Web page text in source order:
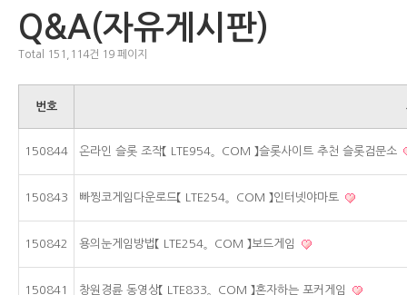
Q&A(자유게시판)
Total 151,114건 19 페이지
번호
150844 온라인 슬롯 조작【 LTE954。COM 】슬롯사이트 추천 슬롯검문소
150843 빠찡코게임다운로드【 LTE254。COM 】인터넷야마토
150842 용의눈게임방법【 LTE254。COM 】보드게임
150841 창원경륜 동영상【 LTE833。COM 】혼자하는 포커게임